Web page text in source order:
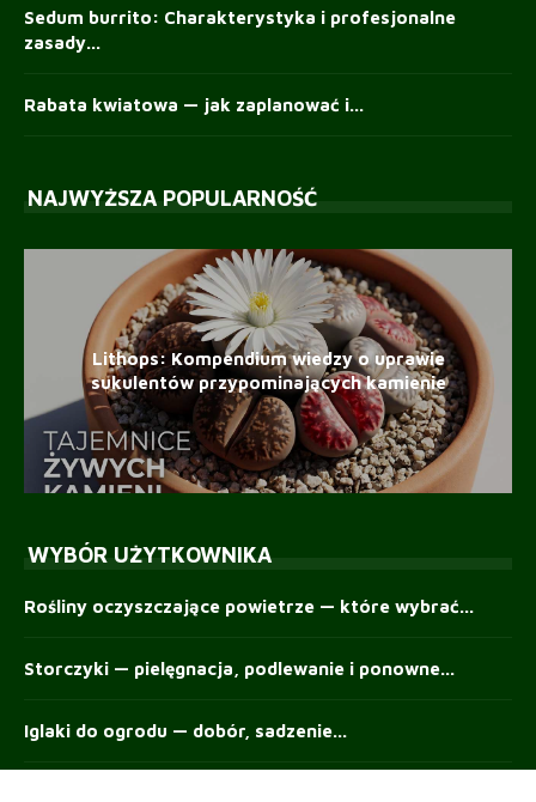
Sedum burrito: Charakterystyka i profesjonalne
zasady...
Rabata kwiatowa — jak zaplanować i...
NAJWYŻSZA POPULARNOŚĆ
Lithops: Kompendium wiedzy o uprawie
sukulentów przypominających kamienie
WYBÓR UŻYTKOWNIKA
Rośliny oczyszczające powietrze — które wybrać...
Storczyki — pielęgnacja, podlewanie i ponowne...
Iglaki do ogrodu — dobór, sadzenie...